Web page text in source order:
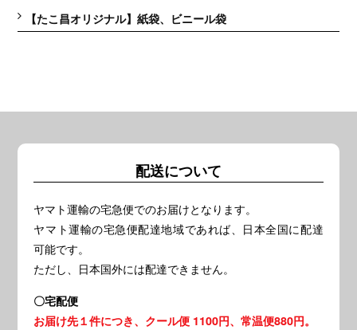
【たこ昌オリジナル】紙袋、ビニール袋
配送について
ヤマト運輸の宅急便でのお届けとなります。
ヤマト運輸の宅急便配達地域であれば、日本全国に配達
可能です。
ただし、日本国外には配達できません。
〇宅配便
お届け先１件につき、クール便 1100円、常温便880円。